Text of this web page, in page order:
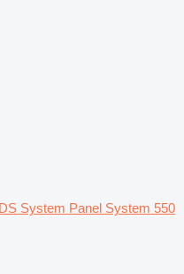
System Panel System 550